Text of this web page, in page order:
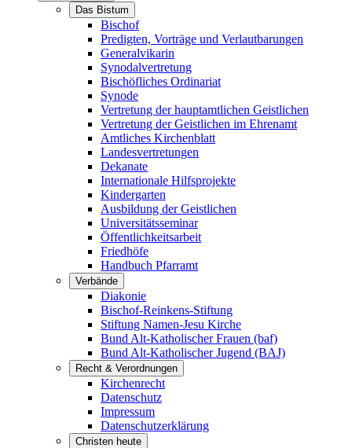
Das Bistum
Bischof
Predigten, Vorträge und Verlautbarungen
Generalvikarin
Synodalvertretung
Bischöfliches Ordinariat
Synode
Vertretung der hauptamtlichen Geistlichen
Vertretung der Geistlichen im Ehrenamt
Amtliches Kirchenblatt
Landesvertretungen
Dekanate
Internationale Hilfsprojekte
Kindergarten
Ausbildung der Geistlichen
Universitätsseminar
Öffentlichkeitsarbeit
Friedhöfe
Handbuch Pfarramt
Verbände
Diakonie
Bischof-Reinkens-Stiftung
Stiftung Namen-Jesu Kirche
Bund Alt-Katholischer Frauen (baf)
Bund Alt-Katholischer Jugend (BAJ)
Recht & Verordnungen
Kirchenrecht
Datenschutz
Impressum
Datenschutzerklärung
Christen heute